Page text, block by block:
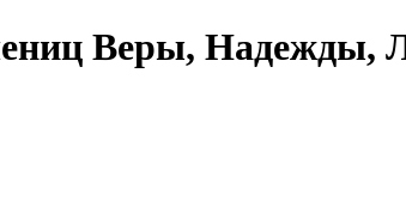
Веры, Надежды,